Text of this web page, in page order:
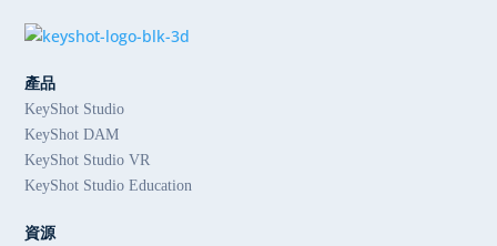
產品
KeyShot Studio
KeyShot DAM
KeyShot Studio VR
KeyShot Studio Education
資源